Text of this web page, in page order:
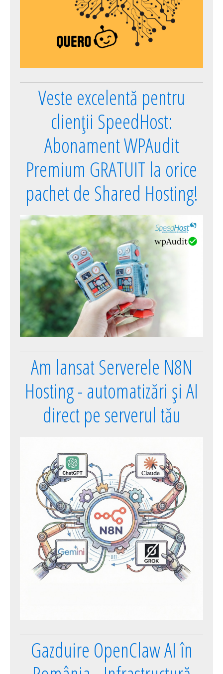
Veste excelentă pentru
clienții SpeedHost:
Abonament WPAudit
Premium GRATUIT la orice
pachet de Shared Hosting!
Am lansat Serverele N8N
Hosting - automatizări și AI
direct pe serverul tău
Gazduire OpenClaw AI în